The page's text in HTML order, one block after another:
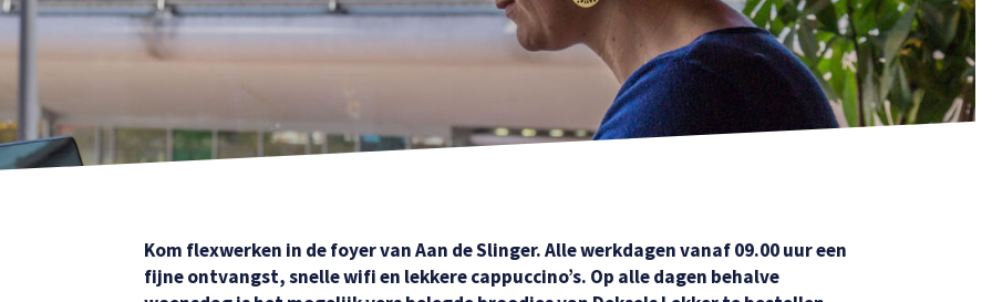
Kom flexwerken in de foyer van Aan de Slinger. Alle werkdagen vanaf 09.00 uur een
fijne ontvangst, snelle wifi en lekkere cappuccino’s. Op alle dagen behalve